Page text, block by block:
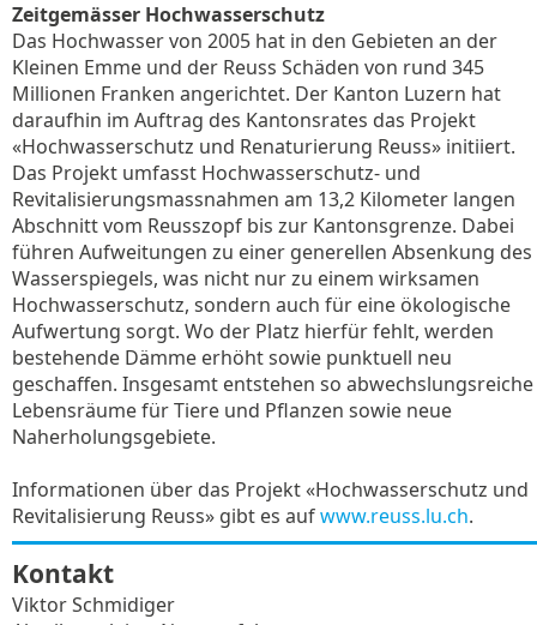
Zeitgemässer Hochwasserschutz
Das Hochwasser von 2005 hat in den Gebieten an der
Kleinen Emme und der Reuss Schäden von rund 345
Millionen Franken angerichtet. Der Kanton Luzern hat
daraufhin im Auftrag des Kantonsrates das Projekt
«Hochwasserschutz und Renaturierung Reuss» initiiert.
Das Projekt umfasst Hochwasserschutz- und
Revitalisierungsmassnahmen am 13,2 Kilometer langen
Abschnitt vom Reusszopf bis zur Kantonsgrenze. Dabei
führen Aufweitungen zu einer generellen Absenkung des
Wasserspiegels, was nicht nur zu einem wirksamen
Hochwasserschutz, sondern auch für eine ökologische
Aufwertung sorgt. Wo der Platz hierfür fehlt, werden
bestehende Dämme erhöht sowie punktuell neu
geschaffen. Insgesamt entstehen so abwechslungsreiche
Lebensräume für Tiere und Pflanzen sowie neue
Naherholungsgebiete.
Informationen über das Projekt «Hochwasserschutz und
Revitalisierung Reuss» gibt es aufwww.reuss.lu.ch.
Kontakt
Viktor Schmidiger